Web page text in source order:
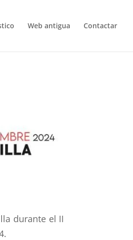
Web antigua Contactar
durante el II